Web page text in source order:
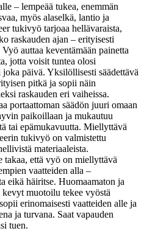
– lempeää tukea, enemmän
myös alaselkä, lantio ja
tukivyö tarjoaa hellävaraista,
raskauden ajan – erityisesti
auttaa keventämään painetta
jotta voisit tuntea olosi
joka päivä. Yksilöllisesti säädettävä
pitkä ja sopii näin
raskauden eri vaiheissa.
portaattoman säädön juuri omaan
paikoillaan ja mukautuu
tai epämukavuutta. Miellyttävä
tukivyö on valmistettu
materiaaleista.
takaa, että vyö on miellyttävä
vaatteiden alla –
eikä häiritse. Huomaamaton ja
muotoilu tekee vyöstä
erinomaisesti vaatteiden alle ja
ja turvana. Saat vapauden
tuen.